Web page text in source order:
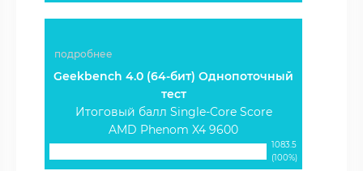
подробнее
Geekbench 4.0 (64-бит) Однопоточный
тест
Итоговый балл Single-Core Score
AMD Phenom X4 9600
1083.5
(100%)